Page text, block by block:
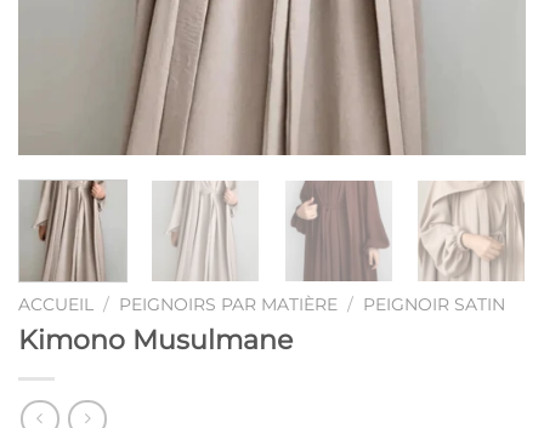
ACCUEIL / PEIGNOIRS PAR MATIÈRE / PEIGNOIR SATIN
Kimono Musulmane